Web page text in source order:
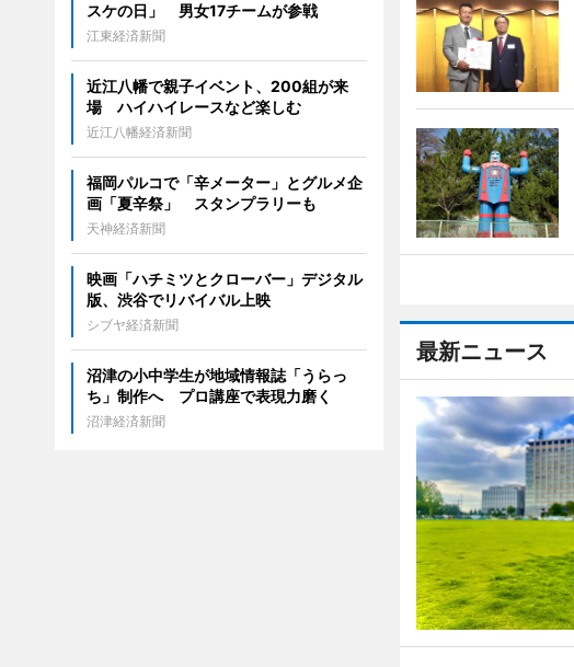
最新ニュース
スケの日」 男女17チームが参戦
江東経済新聞
近江八幡で親子イベント、200組が来
場 ハイハイレースなど楽しむ
近江八幡経済新聞
福岡パルコで「辛メーター」とグルメ企
画「夏辛祭」 スタンプラリーも
天神経済新聞
映画「ハチミツとクローバー」デジタル
版、渋谷でリバイバル上映
シブヤ経済新聞
沼津の小中学生が地域情報誌「うらっ
ち」制作へ プロ講座で表現力磨く
沼津経済新聞